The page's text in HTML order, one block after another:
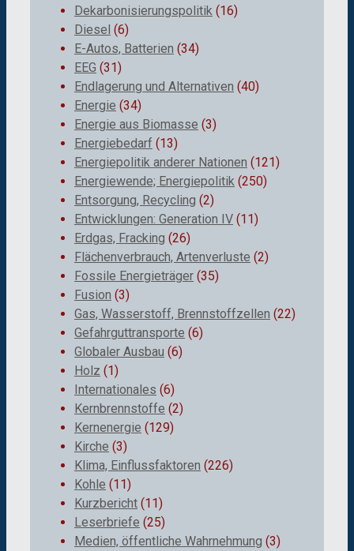
Dekarbonisierungspolitik (16)
Diesel (6)
E-Autos, Batterien (34)
EEG (31)
Endlagerung und Alternativen (40)
Energie (34)
Energie aus Biomasse (3)
Energiebedarf (13)
Energiepolitik anderer Nationen (121)
Energiewende; Energiepolitik (250)
Entsorgung, Recycling (2)
Entwicklungen: Generation IV (11)
Erdgas, Fracking (26)
Flächenverbrauch, Artenverluste (2)
Fossile Energieträger (35)
Fusion (3)
Gas, Wasserstoff, Brennstoffzellen (22)
Gefahrguttransporte (6)
Globaler Ausbau (6)
Holz (1)
Internationales (6)
Kernbrennstoffe (2)
Kernenergie (129)
Kirche (3)
Klima, Einflussfaktoren (226)
Kohle (11)
Kurzbericht (11)
Leserbriefe (25)
Medien, öffentliche Wahrnehmung (3)